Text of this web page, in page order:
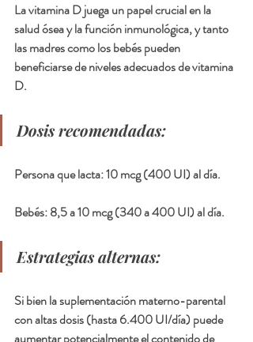
La vitamina D juega un papel crucial en la
salud ósea y la función inmunológica, y tanto
las madres como los bebés pueden
beneficiarse de niveles adecuados de vitamina
D.
Dosis recomendadas:
Persona que lacta: 10 mcg (400 UI) al día.
Bebés: 8,5 a 10 mcg (340 a 400 UI) al día.
Estrategias alternas:
Si bien la suplementación materno-parental
con altas dosis (hasta 6.400 UI/día) puede